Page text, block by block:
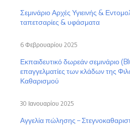
Σεμινάριο Αρχές Υγιεινής &
ταπετσαρίες & υφάσματα
Εκπαιδευτικό δωρεάν σεμινάριο
επαγγελματίες των κλάδων της
Καθαρισμού
6 Φεβρουαρίου 2025
Αγγελία πώλησης –
30 Ιανουαρίου 2025